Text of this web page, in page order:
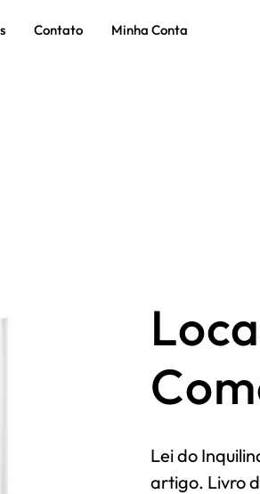
Contato Minha Conta
Lei do
artigo. Livro